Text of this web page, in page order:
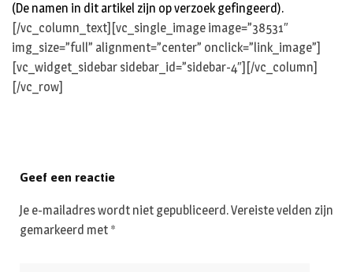
(De namen in dit artikel zijn op verzoek gefingeerd).
[/vc_column_text][vc_single_image image=”38531″
img_size=”full” alignment=”center” onclick=”link_image”]
[vc_widget_sidebar sidebar_id=”sidebar-4″][/vc_column]
[/vc_row]
Geef een reactie
Je e-mailadres wordt niet gepubliceerd.Vereiste velden zijn
gemarkeerd met *